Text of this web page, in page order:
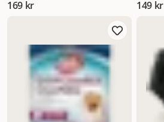
169 kr 149 kr